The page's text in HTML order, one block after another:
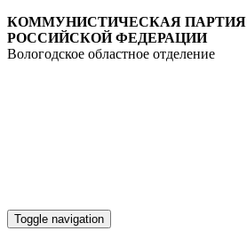
КОММУНИСТИЧЕСКАЯ ПАРТИЯ
РОССИЙСКОЙ ФЕДЕРАЦИИ
Вологодское областное отделение
Toggle navigation